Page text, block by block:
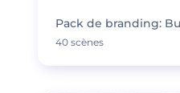
Pack de branding:
40 scènes